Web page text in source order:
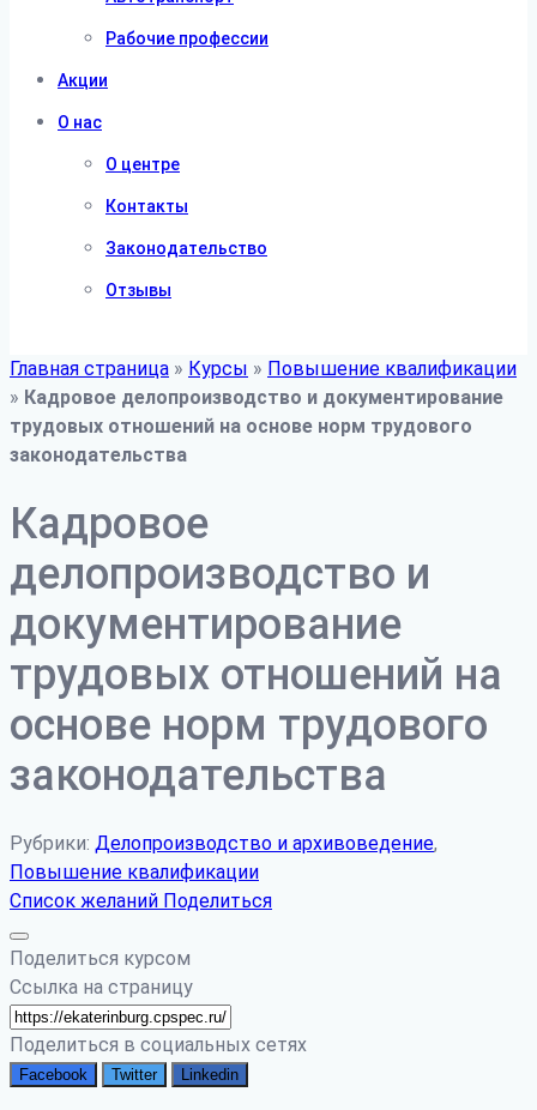
Рабочие профессии
Акции
О нас
О центре
Контакты
Законодательство
Отзывы
Главная страница » Курсы » Повышение квалификации
» Кадровое делопроизводство и документирование
трудовых отношений на основе норм трудового
законодательства
Кадровое
делопроизводство и
документирование
трудовых отношений на
основе норм трудового
законодательства
Рубрики: Делопроизводство и архивоведение,
Повышение квалификации
Список желаний Поделиться
Поделиться курсом
Ссылка на страницу
Поделиться в социальных сетях
Facebook Twitter Linkedin